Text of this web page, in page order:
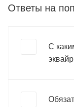
Ответы на
С